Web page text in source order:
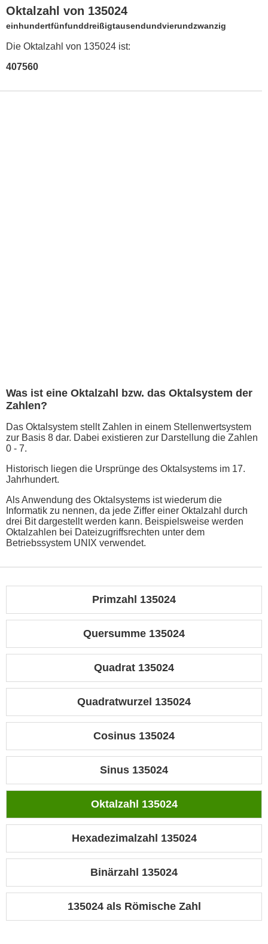
Oktalzahl von 135024
einhundertfünfunddreißigtausendundvierundzwanzig
Die Oktalzahl von 135024 ist:
407560
Was ist eine Oktalzahl bzw. das Oktalsystem der
Zahlen?
Das Oktalsystem stellt Zahlen in einem Stellenwertsystem
zur Basis 8 dar. Dabei existieren zur Darstellung die Zahlen
0 - 7.
Historisch liegen die Ursprünge des Oktalsystems im 17.
Jahrhundert.
Als Anwendung des Oktalsystems ist wiederum die
Informatik zu nennen, da jede Ziffer einer Oktalzahl durch
drei Bit dargestellt werden kann. Beispielsweise werden
Oktalzahlen bei Dateizugriffsrechten unter dem
Betriebssystem UNIX verwendet.
Primzahl 135024
Quersumme 135024
Quadrat 135024
Quadratwurzel 135024
Cosinus 135024
Sinus 135024
Oktalzahl 135024
Hexadezimalzahl 135024
Binärzahl 135024
135024 als Römische Zahl